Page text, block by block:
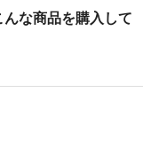
な商品を購入して